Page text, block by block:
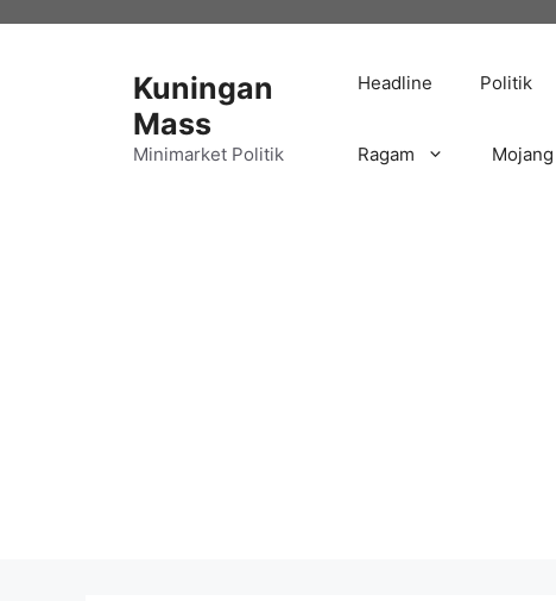
Kuningan
Mass
Minimarket Politik
Headline Politik
Ragam Mojang